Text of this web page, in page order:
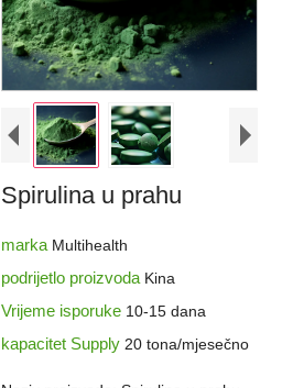
Spirulina u prahu
marka Multihealth
podrijetlo proizvoda Kina
Vrijeme isporuke 10-15 dana
kapacitet Supply 20 tona/mjesečno